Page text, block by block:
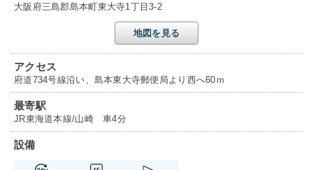
大阪府三島郡島本町東大寺1丁目3-2
地図を見る
アクセス
府道734号線沿い、島本東大寺郵便局より西へ60ｍ
最寄駅
JR東海道本線/山崎 車4分
設備